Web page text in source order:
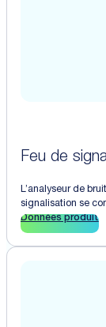
Feu de
L’analyseur de
signalisation se
Données produit